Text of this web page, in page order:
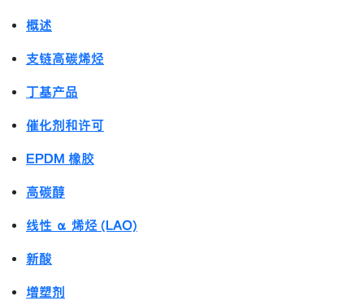
概述
支链高碳烯烃
丁基产品
催化剂和许可
EPDM 橡胶
高碳醇
线性 α 烯烃 (LAO)
新酸
增塑剂